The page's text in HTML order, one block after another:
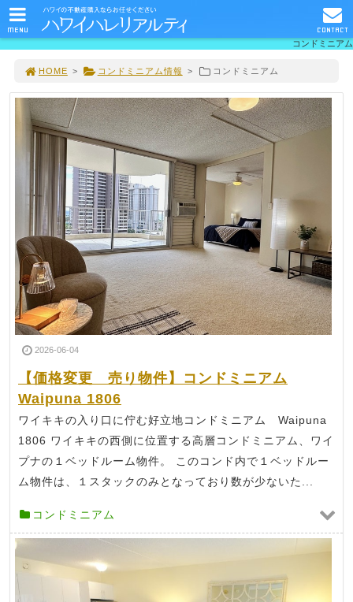
コンドミニアム
HOME > コンドミニアム情報 > コンドミニアム
2026-06-04
【価格変更 売り物件】コンドミニアム
Waipuna 1806
ワイキキの入り口に佇む好立地コンドミニアム Waipuna
1806 ワイキキの西側に位置する高層コンドミニアム、ワイ
プナの１ベッドルーム物件。 このコンド内で１ベッドルー
ム物件は、１スタックのみとなっており数が少ないた...
コンドミニアム
MENU CONTACT